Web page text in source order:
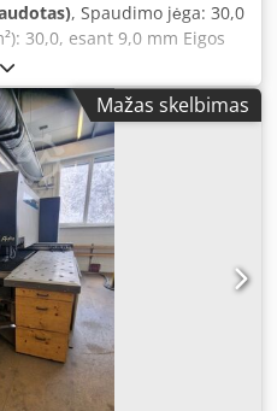
, Spaudimo jėga: 30,0
30,0, esant 9,0 mm Eigos
610 mm Eigos
0 iki 28,0 mm Alyvos talpa:
Bendrasis energijos
apie 1200 kg. Įranga: -
su dideliu išsikišimu -
didelis medžiagos
gylio ribotuvais - be
Ss Acqer - laisvai
gaubtu - šoninė
komplektas - originali
Mažas skelbimas